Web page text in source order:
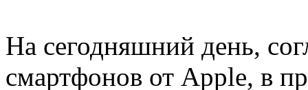
На сегодняшний день,
смартфонов от Apple, в